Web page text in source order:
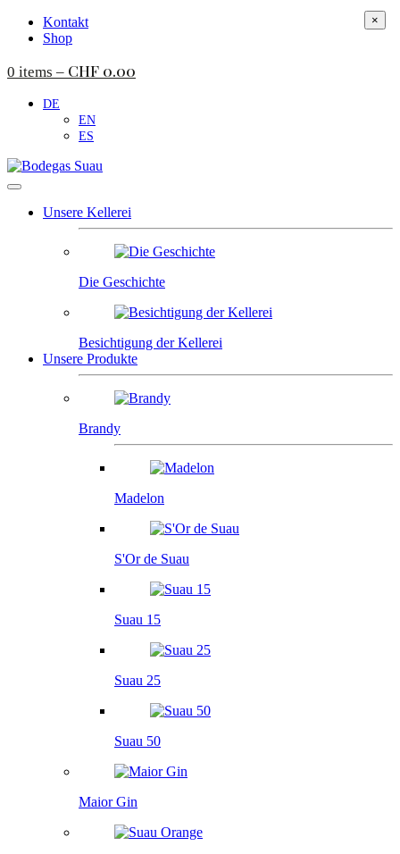
Kontakt
Shop
0 items – CHF 0.00
DE
EN
ES
Unsere Kellerei
Die Geschichte
Besichtigung der Kellerei
Unsere Produkte
Brandy
Madelon
S'Or de Suau
Suau 15
Suau 25
Suau 50
Maior Gin
×